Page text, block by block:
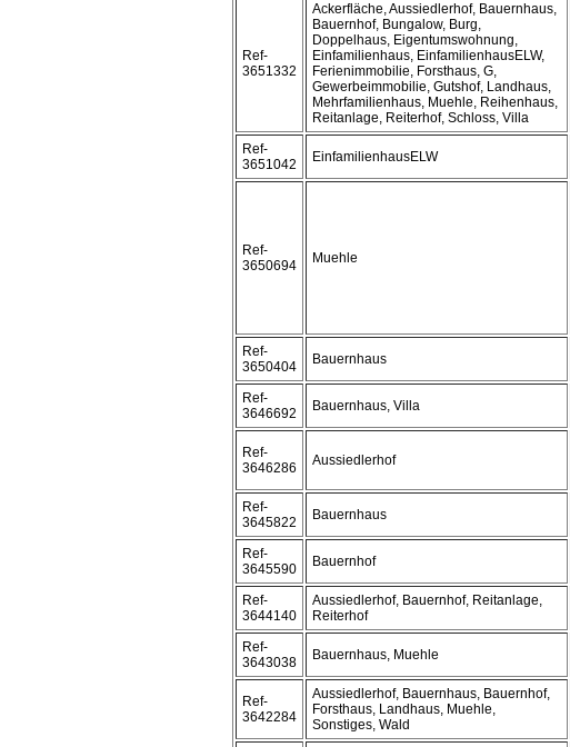
Ref-
3651332
Ackerfläche, Aussiedlerhof, Bauernhaus,
Bauernhof, Bungalow, Burg,
Doppelhaus, Eigentumswohnung,
Einfamilienhaus, EinfamilienhausELW,
Ferienimmobilie, Forsthaus, G,
Gewerbeimmobilie, Gutshof, Landhaus,
Mehrfamilienhaus, Muehle, Reihenhaus,
Reitanlage, Reiterhof, Schloss, Villa
Ref-
3651042
EinfamilienhausELW
Ref-
3650694
Muehle
Ref-
3650404
Bauernhaus
Ref-
3646692
Bauernhaus, Villa
Ref-
3646286
Aussiedlerhof
Ref-
3645822
Bauernhaus
Ref-
3645590
Bauernhof
Ref-
3644140
Aussiedlerhof, Bauernhof, Reitanlage,
Reiterhof
Ref-
3643038
Bauernhaus, Muehle
Ref-
3642284
Aussiedlerhof, Bauernhaus, Bauernhof,
Forsthaus, Landhaus, Muehle,
Sonstiges, Wald